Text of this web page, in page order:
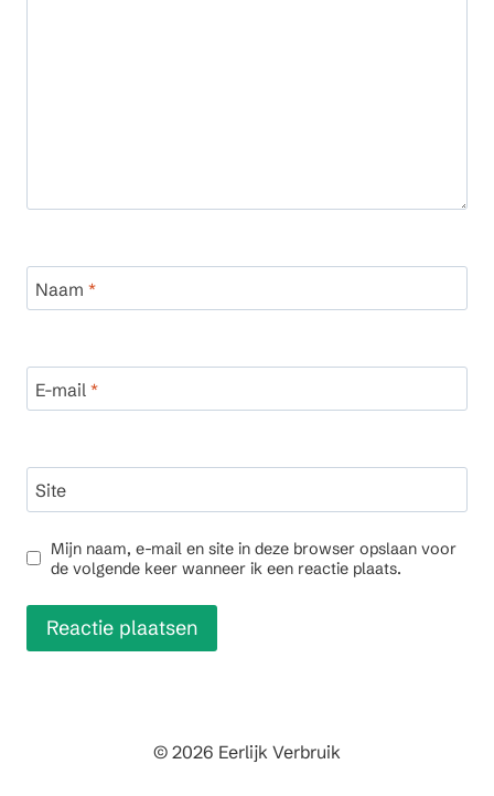
Naam *
E-mail *
Site
Mijn naam, e-mail en site in deze browser opslaan voor
de volgende keer wanneer ik een reactie plaats.
© 2026 Eerlijk Verbruik